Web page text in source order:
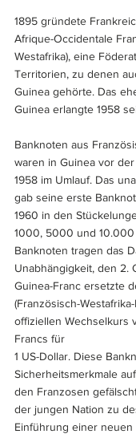
1895 gründete
Afrique-Occidentale
Westafrika), eine
Territorien, zu denen
Guinea gehörte. Das
Guinea erlangte 1958
Banknoten aus
waren in Guinea vor
1958 im Umlauf. Das
gab seine erste
1960 in den
1000, 5000 und 10.000
Banknoten tragen das
Unabhängigkeit, den 2.
Guinea-Franc ersetzte
(Französisch-
offiziellen Wechselkurs
Francs für
1 US-Dollar. Diese
Sicherheitsmerkmale
den Franzosen
der jungen Nation zu
Einführung einer neuen